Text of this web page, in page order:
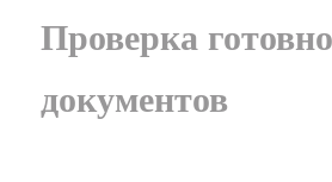
Проверка
документов